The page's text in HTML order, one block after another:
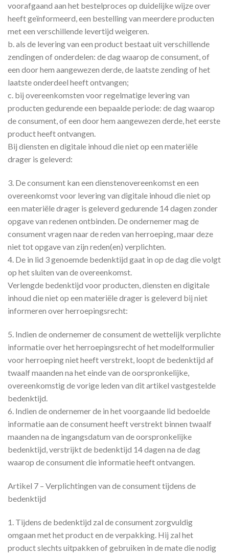
voorafgaand aan het bestelproces op duidelijke wijze over
heeft geïnformeerd, een bestelling van meerdere producten
met een verschillende levertijd weigeren.
b. als de levering van een product bestaat uit verschillende
zendingen of onderdelen: de dag waarop de consument, of
een door hem aangewezen derde, de laatste zending of het
laatste onderdeel heeft ontvangen;
c. bij overeenkomsten voor regelmatige levering van
producten gedurende een bepaalde periode: de dag waarop
de consument, of een door hem aangewezen derde, het eerste
product heeft ontvangen.
Bij diensten en digitale inhoud die niet op een materiële
drager is geleverd:
3. De consument kan een dienstenovereenkomst en een
overeenkomst voor levering van digitale inhoud die niet op
een materiële drager is geleverd gedurende 14 dagen zonder
opgave van redenen ontbinden. De ondernemer mag de
consument vragen naar de reden van herroeping, maar deze
niet tot opgave van zijn reden(en) verplichten.
4. De in lid 3 genoemde bedenktijd gaat in op de dag die volgt
op het sluiten van de overeenkomst.
Verlengde bedenktijd voor producten, diensten en digitale
inhoud die niet op een materiële drager is geleverd bij niet
informeren over herroepingsrecht:
5. Indien de ondernemer de consument de wettelijk verplichte
informatie over het herroepingsrecht of het modelformulier
voor herroeping niet heeft verstrekt, loopt de bedenktijd af
twaalf maanden na het einde van de oorspronkelijke,
overeenkomstig de vorige leden van dit artikel vastgestelde
bedenktijd.
6. Indien de ondernemer de in het voorgaande lid bedoelde
informatie aan de consument heeft verstrekt binnen twaalf
maanden na de ingangsdatum van de oorspronkelijke
bedenktijd, verstrijkt de bedenktijd 14 dagen na de dag
waarop de consument die informatie heeft ontvangen.
Artikel 7 – Verplichtingen van de consument tijdens de
bedenktijd
1. Tijdens de bedenktijd zal de consument zorgvuldig
omgaan met het product en de verpakking. Hij zal het
product slechts uitpakken of gebruiken in de mate die nodig